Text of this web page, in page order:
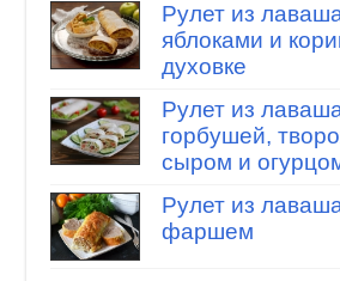
Рулет из
яблоками и
духовке
Рулет из
горбушей,
сыром и
Рулет из
фаршем